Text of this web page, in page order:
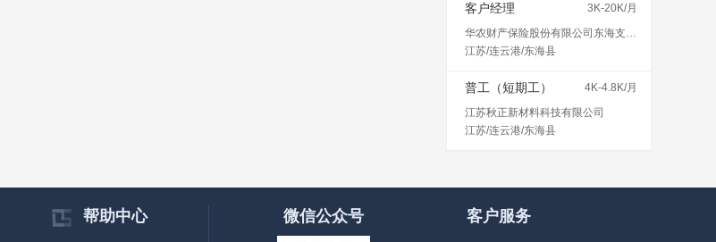
客户经理
3K-20K/月
华农财产保险股份有限公司东海支公司
江苏/连云港/东海县
普工（短期工）
4K-4.8K/月
江苏秋正新材料科技有限公司
江苏/连云港/东海县
帮助中心 微信公众号 客户服务